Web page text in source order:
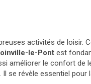
activités de loisir.
le-Pont est
améliorer le confort de
se révèle essentiel pour